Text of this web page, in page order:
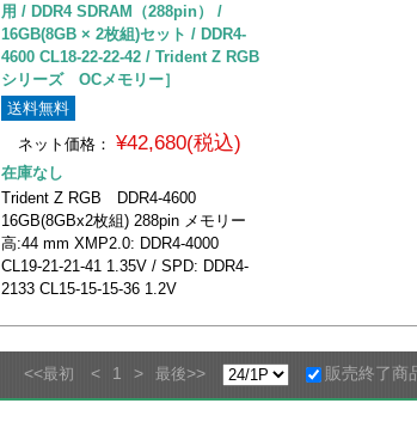
用 / DDR4 SDRAM（288pin） /
16GB(8GB × 2枚組)セット / DDR4-
4600 CL18-22-22-42 / Trident Z RGB
シリーズ OCメモリー］
送料無料
ネット価格：
¥42,680(税込)
在庫なし
Trident Z RGB DDR4-4600
16GB(8GBx2枚組) 288pin メモリー
高:44 mm XMP2.0: DDR4-4000
CL19-21-21-41 1.35V / SPD: DDR4-
2133 CL15-15-15-36 1.2V
<<最初 < 1 > 最後>> 販売終了商